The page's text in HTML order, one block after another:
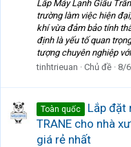
Lắp Máy Lạnh Giấu
trường làm việc hiện
khí vừa đảm bảo tính
định là yếu tố quan
tượng chuyên nghiệp
tinhtrieuan
Chủ đề 8/
Toàn quốc
Lắp đặt
TRANE cho nhà
giá rẻ nhất